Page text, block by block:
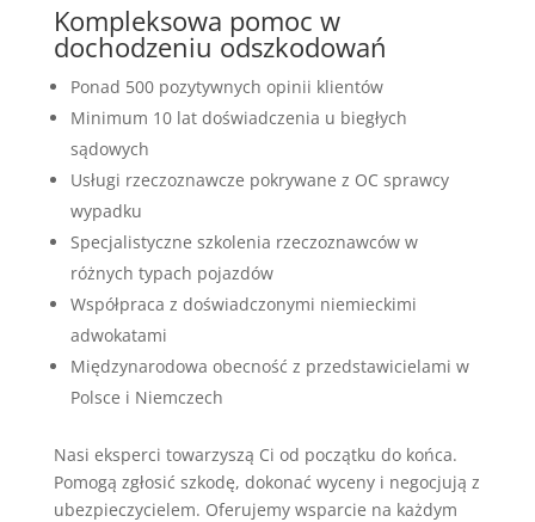
Kompleksowa pomoc w
dochodzeniu odszkodowań
Ponad 500 pozytywnych opinii klientów
Minimum 10 lat doświadczenia u biegłych
sądowych
Usługi rzeczoznawcze pokrywane z OC sprawcy
wypadku
Specjalistyczne szkolenia rzeczoznawców w
różnych typach pojazdów
Współpraca z doświadczonymi niemieckimi
adwokatami
Międzynarodowa obecność z przedstawicielami w
Polsce i Niemczech
Nasi eksperci towarzyszą Ci od początku do końca.
Pomogą zgłosić szkodę, dokonać wyceny i negocjują z
ubezpieczycielem. Oferujemy wsparcie na każdym